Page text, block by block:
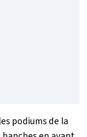
podiums de la